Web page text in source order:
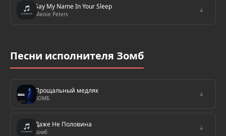
Say My Name In Your Sleep
Maisie Peters
↓
Песни исполнителя Зомб
Прощальный медляк
ЗОМБ
↓
Даже Не Половина
Зомб
↓